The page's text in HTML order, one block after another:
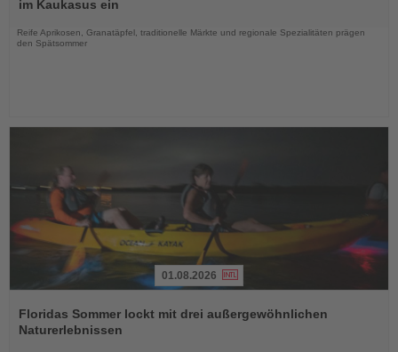
im Kaukasus ein
Reife Aprikosen, Granatäpfel, traditionelle Märkte und regionale Spezialitäten prägen
den Spätsommer
Sie
die
01.08.2026
Floridas Sommer lockt mit drei außergewöhnlichen
Naturerlebnissen